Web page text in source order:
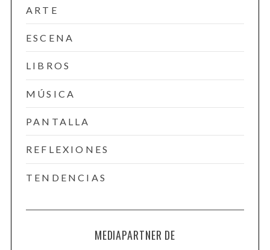
ARTE
ESCENA
LIBROS
MÚSICA
PANTALLA
REFLEXIONES
TENDENCIAS
MEDIAPARTNER DE